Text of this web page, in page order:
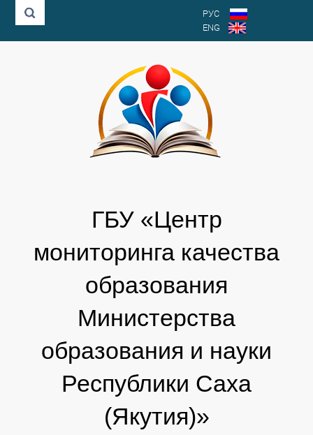
РУС
ENG
ГБУ «Центр
мониторинга качества
образования
Министерства
образования и науки
Республики Саха
(Якутия)»